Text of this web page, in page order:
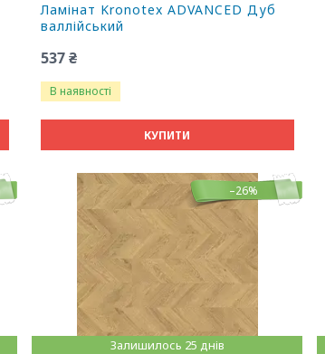
Ламінат Kronotex ADVANCED Дуб
валлійський
537 ₴
В наявності
КУПИТИ
–26%
Залишилось 25 днів